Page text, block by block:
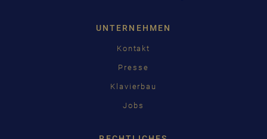
UNTERNEHMEN
Kontakt
Presse
Klavierbau
Jobs